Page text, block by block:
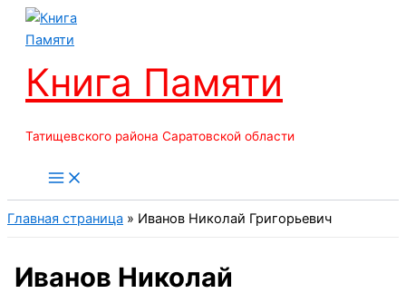
Перейти
Книга Памяти
Татищевского района Саратовской области
Главная страница » Иванов Николай Григорьевич
Иванов Николай